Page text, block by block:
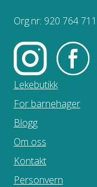
Org.nr: 920 764 711
Lekebutikk
For barnehager
Blogg
Om oss
Kontakt
Personvern